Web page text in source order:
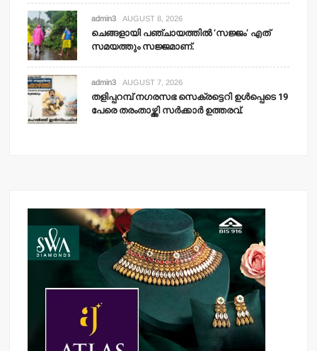
admin3 AUGUST 8, 2026
ചെങ്ങളായി പഞ്ചായത്തില്‍ ‘സജ്ജം’ എത്
സമയത്തും സജ്ജമാണ്.
admin3 AUGUST 7, 2026
തളിപ്പറമ്പ് നഗരസഭ സെക്രട്ടെറി ഉള്‍പ്പെടെ 19
പേരെ തരംതാഴ്ത്തി സര്‍ക്കാര്‍ ഉത്തരവ്.